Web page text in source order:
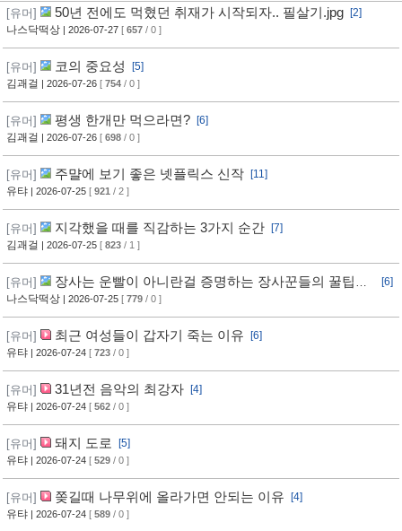
[유머] 50년 전에도 먹혔던 취재가 시작되자.. 필살기.jpg
[2]
나스닥떡상 | 2026-07-27 [ 657 / 0 ]
[유머] 코의 중요성
[5]
김괘걸
| 2026-07-26 [ 754 / 0 ]
[유머] 평생 한개만 먹으라면?
[6]
김괘걸
| 2026-07-26 [ 698 / 0 ]
[유머] 주먈에 보기 좋은 넷플릭스 신작
[11]
유탸 | 2026-07-25 [ 921 / 2 ]
[유머] 지각했을 때를 직감하는 3가지 순간
[7]
김괘걸
| 2026-07-25 [ 823 / 1 ]
[유머]
장사는 운빨이 아니란걸 증명하는 장사꾼들의 꿀팁과
임기응변 수준 ㄷㄷ
[6]
나스닥떡상 | 2026-07-25 [ 779 / 0 ]
[유머] 최근 여성들이 갑자기 죽는 이유
[6]
유탸 | 2026-07-24 [ 723 / 0 ]
[유머] 31년전 음악의 최강자
[4]
유탸 | 2026-07-24 [ 562 / 0 ]
[유머] 돼지 도로
[5]
유탸 | 2026-07-24 [ 529 / 0 ]
[유머] 쫒길때 나무위에 올라가면 안되는 이유
[4]
유탸 | 2026-07-24 [ 589 / 0 ]